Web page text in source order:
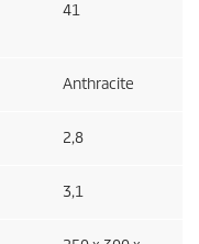
41
Anthracite
2,8
3,1